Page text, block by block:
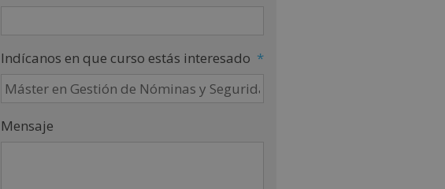
Indícanos en que curso estás interesado *
Mensaje